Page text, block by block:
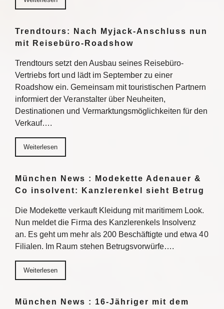
Trendtours: Nach Myjack-Anschluss nun
mit Reisebüro-Roadshow
Trendtours setzt den Ausbau seines Reisebüro-
Vertriebs fort und lädt im September zu einer
Roadshow ein. Gemeinsam mit touristischen Partnern
informiert der Veranstalter über Neuheiten,
Destinationen und Vermarktungsmöglichkeiten für den
Verkauf….
Weiterlesen
München News : Modekette Adenauer &
Co insolvent: Kanzlerenkel sieht Betrug
Die Modekette verkauft Kleidung mit maritimem Look.
Nun meldet die Firma des Kanzlerenkels Insolvenz
an. Es geht um mehr als 200 Beschäftigte und etwa 40
Filialen. Im Raum stehen Betrugsvorwürfe….
Weiterlesen
München News : 16-Jähriger mit dem